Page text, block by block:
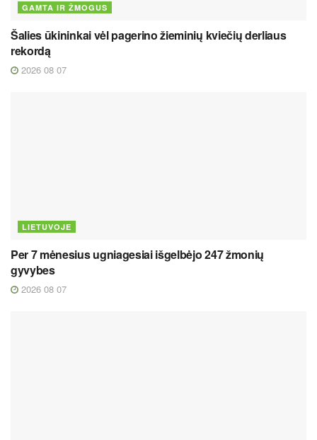
GAMTA IR ŽMOGUS
Šalies ūkininkai vėl pagerino žieminių kviečių derliaus
rekordą
2026 08 07
LIETUVOJE
Per 7 mėnesius ugniagesiai išgelbėjo 247 žmonių
gyvybes
2026 08 07